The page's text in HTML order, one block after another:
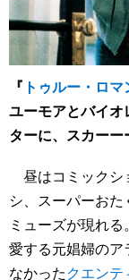
『 トゥルー・ロマ
ユーモアとバイ
ターに、スカーー
昼はコミックシ
シ、スーパーお
ミューズが現れ
愛する元娼婦の
なかったクエンテ